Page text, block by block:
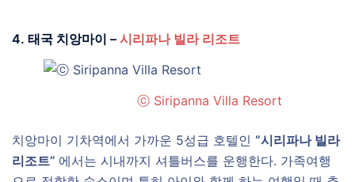
4. 태국 치앙마이 – 시리파나 빌라 리조트
ⓒ Siripanna Villa Resort
치앙마이 기차역에서 가까운 5성급 호텔인 “시리파나 빌라
리조트” 에서는 시내까지 셔틀버스를 운행한다. 가족여행